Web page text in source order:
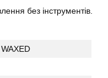
без інструментів.